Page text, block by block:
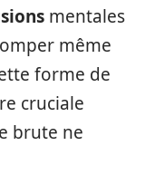
mentales
même
forme de
cruciale
brute ne